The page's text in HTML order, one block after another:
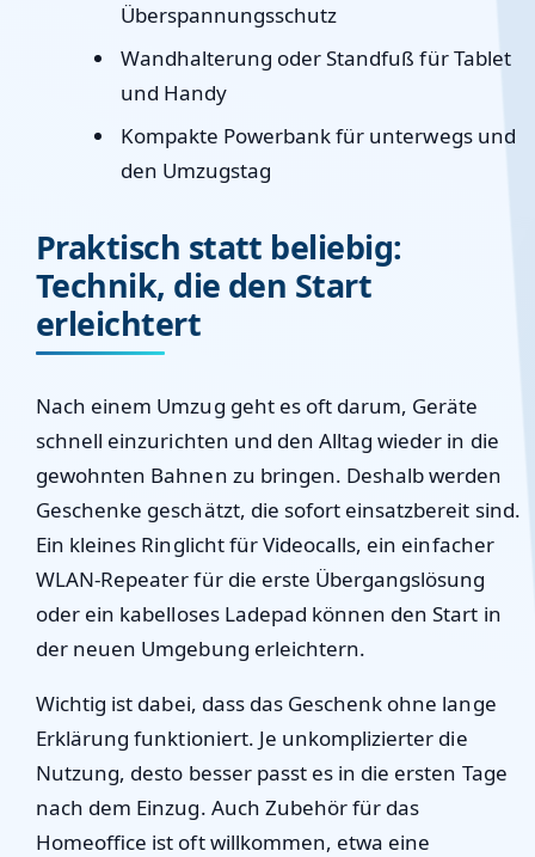
Überspannungsschutz
Wandhalterung oder Standfuß für Tablet
und Handy
Kompakte Powerbank für unterwegs und
den Umzugstag
Praktisch statt beliebig:
Technik, die den Start
erleichtert
Nach einem Umzug geht es oft darum, Geräte
schnell einzurichten und den Alltag wieder in die
gewohnten Bahnen zu bringen. Deshalb werden
Geschenke geschätzt, die sofort einsatzbereit sind.
Ein kleines Ringlicht für Videocalls, ein einfacher
WLAN-Repeater für die erste Übergangslösung
oder ein kabelloses Ladepad können den Start in
der neuen Umgebung erleichtern.
Wichtig ist dabei, dass das Geschenk ohne lange
Erklärung funktioniert. Je unkomplizierter die
Nutzung, desto besser passt es in die ersten Tage
nach dem Einzug. Auch Zubehör für das
Homeoffice ist oft willkommen, etwa eine